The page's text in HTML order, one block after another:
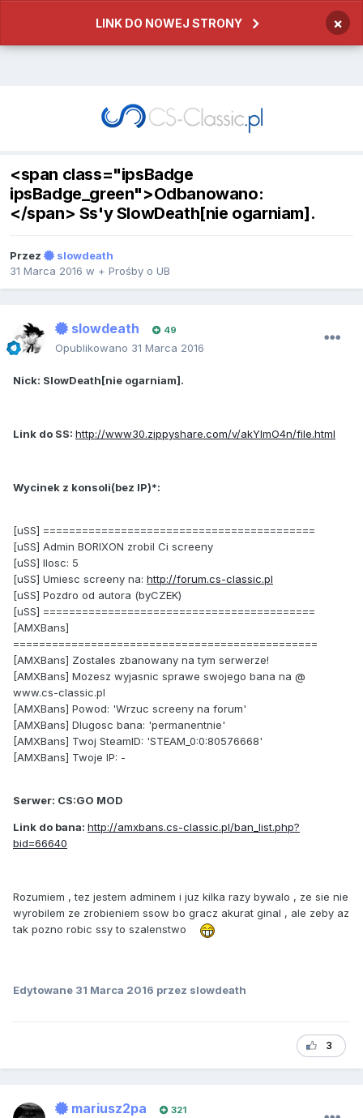
LINK DO NOWEJ STRONY ×
<span class="ipsBadge
ipsBadge_green">Odbanowano:
</span> Ss'y SlowDeath[nie ogarniam].
Przez
slowdeath
31 Marca 2016 w + Prośby o UB
slowdeath 49
Opublikowano 31 Marca 2016
Nick: SlowDeath[nie ogarniam].
Link do SS: http://www30.zippyshare.com/v/akYlmO4n/file.html
Wycinek z konsoli(bez IP)*:
[uSS] ==========================================
[uSS] Admin BORIXON zrobil Ci screeny
[uSS] Ilosc: 5
[uSS] Umiesc screeny na: http://forum.cs-classic.pl
[uSS] Pozdro od autora (byCZEK)
[uSS] ==========================================
[AMXBans]
===============================================
[AMXBans] Zostales zbanowany na tym serwerze!
[AMXBans] Mozesz wyjasnic sprawe swojego bana na @
www.cs-classic.pl
[AMXBans] Powod: 'Wrzuc screeny na forum'
[AMXBans] Dlugosc bana: 'permanentnie'
[AMXBans] Twoj SteamID: 'STEAM_0:0:80576668'
[AMXBans] Twoje IP: -
Serwer: CS:GO MOD
Link do bana: http://amxbans.cs-classic.pl/ban_list.php?
bid=66640
Rozumiem , tez jestem adminem i juz kilka razy bywalo , ze sie nie
wyrobilem ze zrobieniem ssow bo gracz akurat ginal , ale zeby az
tak pozno robic ssy to szalenstwo
Edytowane 31 Marca 2016 przez slowdeath
3
mariusz2pa 321